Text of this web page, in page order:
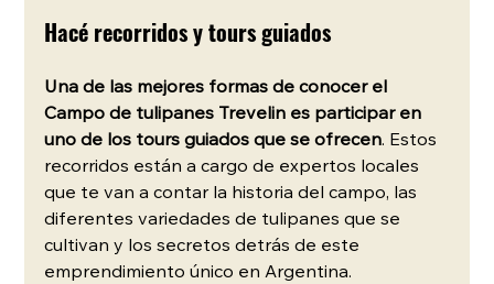
Hacé recorridos y tours guiados
Una de las mejores formas de conocer el
Campo de tulipanes Trevelin es participar en
uno de los tours guiados que se ofrecen. Estos
recorridos están a cargo de expertos locales
que te van a contar la historia del campo, las
diferentes variedades de tulipanes que se
cultivan y los secretos detrás de este
emprendimiento único en Argentina.